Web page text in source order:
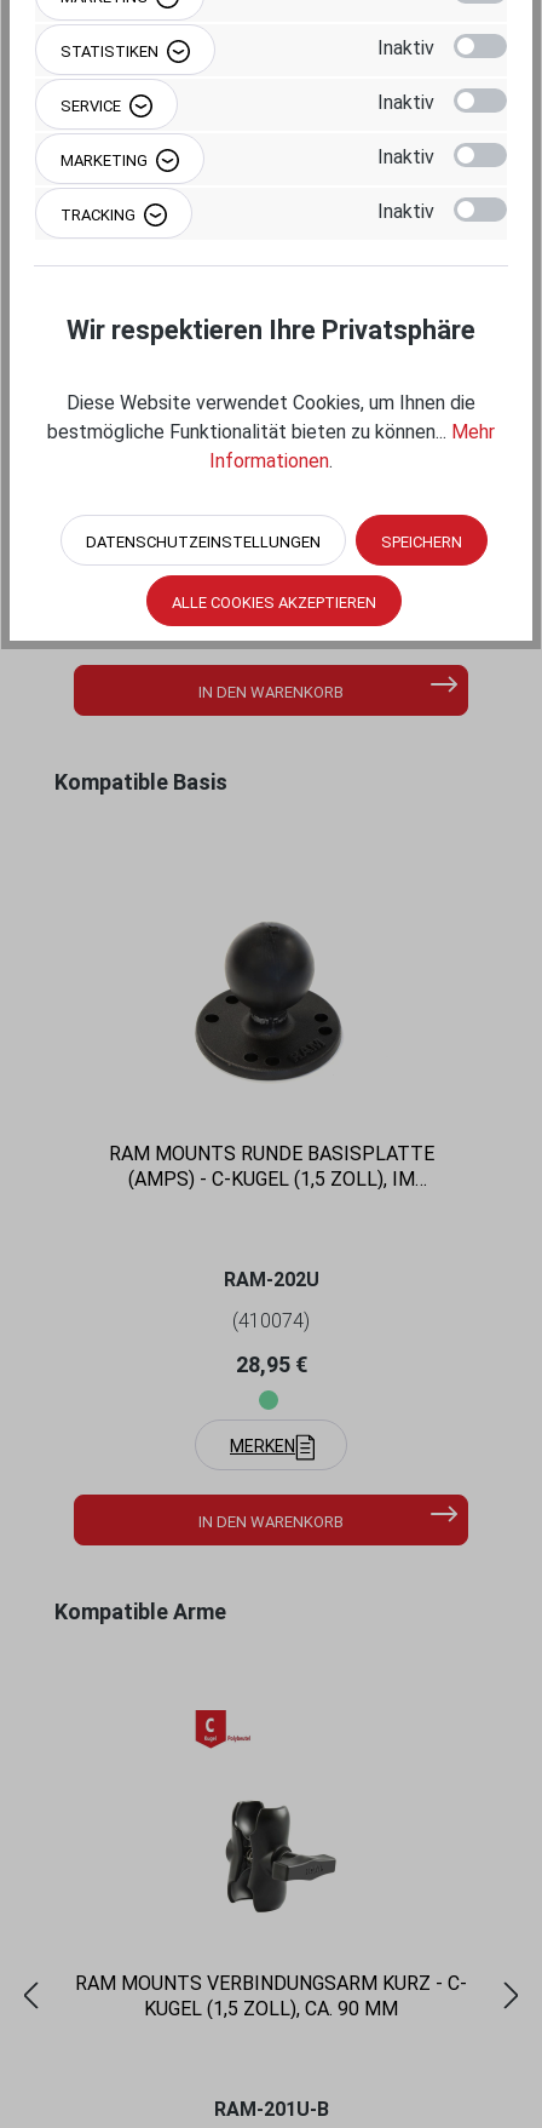
RAM MOUNTS AUFBAU-SET - 2X RUNDE
BASISPLATTE (AMPS), MITTLERER
POLYBEUTEL
RAM-101U
Regulärer Preis:
101,95 €
IN DEN WARENKORB
Produktgalerie überspringen
Kompatible Basis
RAM MOUNTS RUNDE BASISPLATTE
(AMPS) - C-KUGEL (1,5 ZOLL), IM
RAM-202U
(410074)
Regulärer Preis:
28,95 €
MERKEN
IN DEN WARENKORB
Produktgalerie überspringen
Kompatible Arme
RAM MOUNTS VERBINDUNGSARM KURZ - C-
KUGEL (1,5 ZOLL), CA. 90 MM
RAM-201U-B
STATISTIKEN Inaktiv
SERVICE Inaktiv
MARKETING Inaktiv
TRACKING Inaktiv
Wir respektieren Ihre Privatsphäre
Diese Website verwendet Cookies, um Ihnen die
bestmögliche Funktionalität bieten zu können... Mehr
Informationen.
DATENSCHUTZEINSTELLUNGEN SPEICHERN
ALLE COOKIES AKZEPTIEREN